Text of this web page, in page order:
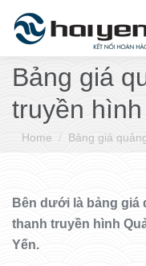
Bảng giá
truyền
You are here:
Home Bảng giá
Bên dưới là bảng giá
thanh truyền hình
Yến.